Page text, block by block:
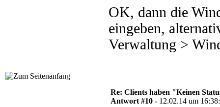
OK, dann die
eingeben,
Verwaltung >
Re: Clients haben "Keinen
Antwort #10 - 12.02.14 um